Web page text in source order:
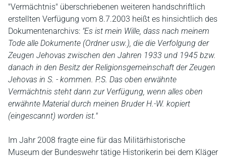
"Vermächtnis" überschriebenen weiteren handschriftlich
erstellten Verfügung vom 8.7.2003 heißt es hinsichtlich des
Dokumentenarchivs: "Es ist mein Wille, dass nach meinem
Tode alle Dokumente (Ordner usw.), die die Verfolgung der
Zeugen Jehovas zwischen den Jahren 1933 und 1945 bzw.
danach in den Besitz der Religionsgemeinschaft der Zeugen
Jehovas in S. - kommen. P.S. Das oben erwähnte
Vermächtnis steht dann zur Verfügung, wenn alles oben
erwähnte Material durch meinen Bruder H.-W. kopiert
(eingescannt) worden ist."
Im Jahr 2008 fragte eine für das Militärhistorische
Museum der Bundeswehr tätige Historikerin bei dem Kläger